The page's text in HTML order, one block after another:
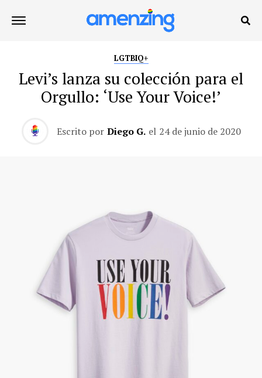
LGTBIQ+
Levi’s lanza su colección para el
Orgullo: ‘Use Your Voice!’
Escrito por Diego G. el 24 de junio de 2020